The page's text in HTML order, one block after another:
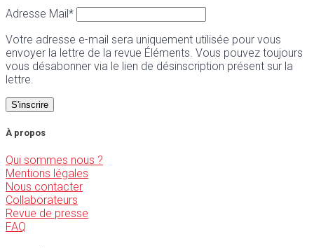
Adresse Mail*
Votre adresse e-mail sera uniquement utilisée pour vous
envoyer la lettre de la revue Éléments. Vous pouvez toujours
vous désabonner via le lien de désinscription présent sur la
lettre.
À propos
Qui sommes nous ?
Mentions légales
Nous contacter
Collaborateurs
Revue de presse
FAQ